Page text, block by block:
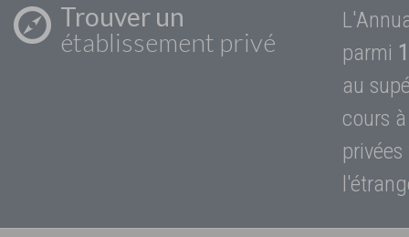
Trouver un
établissement privé
parmi
au
cours